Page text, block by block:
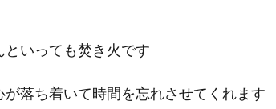
いっても焚き火です
落ち着いて時間を忘れさせてくれます